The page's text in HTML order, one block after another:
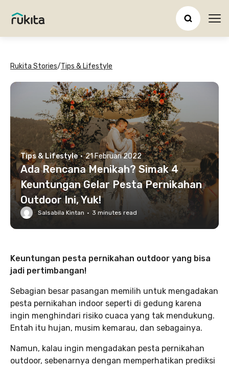
Rukita Stories/Tips & Lifestyle
Tips & Lifestyle · 21 Februari 2022
Ada Rencana Menikah? Simak 4
Keuntungan Gelar Pesta Pernikahan
Outdoor Ini, Yuk!
Salsabila Kintan · 3 minutes read
Keuntungan pesta pernikahan outdoor yang bisa
jadi pertimbangan!
Sebagian besar pasangan memilih untuk mengadakan
pesta pernikahan indoor seperti di gedung karena
ingin menghindari risiko cuaca yang tak mendukung.
Entah itu hujan, musim kemarau, dan sebagainya.
Namun, kalau ingin mengadakan pesta pernikahan
outdoor, sebenarnya dengan memperhatikan prediksi